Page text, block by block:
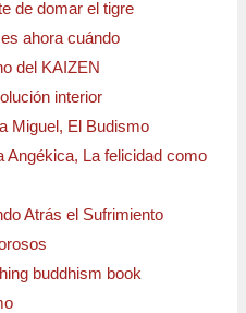
de domar el tigre
ahora cuándo
del KAIZEN
interior
Miguel, El Budismo
Angékica, La felicidad como
Atrás el Sufrimiento
buddhism book